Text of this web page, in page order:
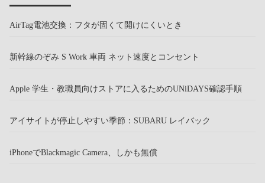
AirTag電池交換：フタが固くて開けにくいとき
新幹線のぞみ S Work 車両 ネット速度とコンセント
Apple 学生・教職員向けストアに入るためのUNiDAYS確認手順
アイサイトが停止しやすい季節：SUBARU レイバック
iPhoneでBlackmagic Camera、しかも無償